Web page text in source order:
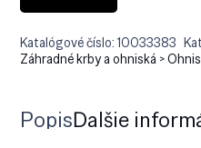
Katalógové číslo:10033383
Záhradné krby a ohniská >
PopisĎalšie